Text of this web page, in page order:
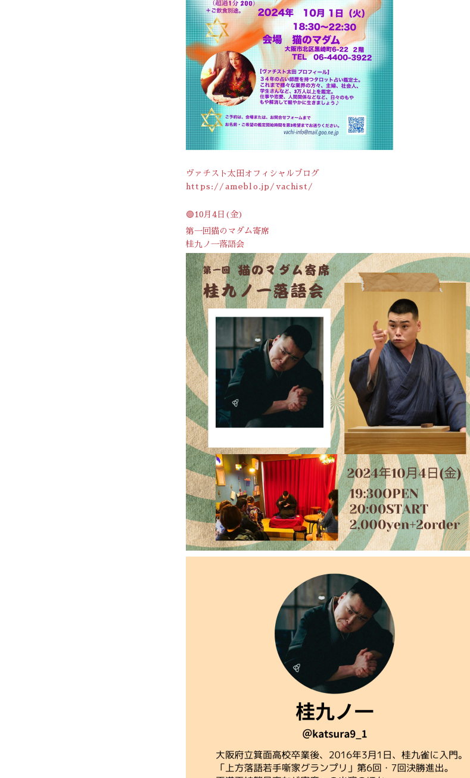
ヴァチスト太田オフィシャルブログ
https://ameblo.jp/vachist/
🟢10月4日(金)
第一回猫のマダム寄席
桂九ノ一落語会